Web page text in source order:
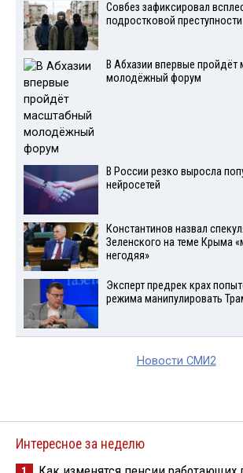
Совбез зафиксировал
подростковой преступности
В Абхазии впервые пройдёт
молодёжный форум
В России резко выросла
нейросетей
Константинов назвал
Зеленского на теме Крыма
негодяя»
Эксперт предрек крах
режима манипулировать
Новости СМИ2
Интересное за неделю